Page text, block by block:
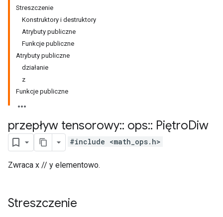
Streszczenie
Konstruktory i destruktory
Atrybuty publiczne
Funkcje publiczne
Atrybuty publiczne
działanie
z
Funkcje publiczne
przepływ tensorowy:: ops:: PiętroDiw
#include <math_ops.h>
Zwraca x // y elementowo.
Streszczenie